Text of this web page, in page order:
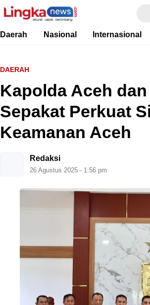
Lingkanews
Akurat. Cepat & Berimbang
Daerah Nasional Internasional
DAERAH
Kapolda Aceh
Sepakat Perkuat
Keamanan Aceh
Redaksi
26 Agustus 2025 - 1:56 pm